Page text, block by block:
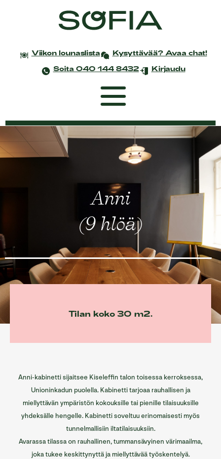
Viikon lounaslista
Kysyttävää? Avaa chat!
Soita 040 144 8432
Kirjaudu
Etusivu
Coworking
Yksityistilaisuudet
Sofian ravintolat
Sofian tilat
Info/Historia
Anni
(9 hlöä)
Tilan koko 30 m2.
Anni-kabinetti sijaitsee Kiseleffin talon toisessa kerroksessa,
Unioninkadun puolella. Kabinetti tarjoaa rauhallisen ja
miellyttävän ympäristön kokouksille tai pienille tilaisuuksille
yhdeksälle hengelle. Kabinetti soveltuu erinomaisesti myös
tunnelmallisiin iltatilaisuuksiin.
Avarassa tilassa on rauhallinen, tummansävyinen värimaailma,
joka tukee keskittynyttä ja miellyttävää työskentelyä.